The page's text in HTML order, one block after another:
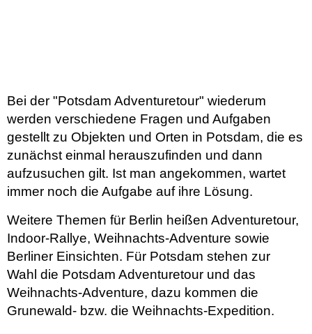
Bei der "Potsdam Adventuretour" wiederum
werden verschiedene Fragen und Aufgaben
gestellt zu Objekten und Orten in Potsdam, die es
zunächst einmal herauszufinden und dann
aufzusuchen gilt. Ist man angekommen, wartet
immer noch die Aufgabe auf ihre Lösung.
Weitere Themen für Berlin heißen Adventuretour,
Indoor-Rallye, Weihnachts-Adventure sowie
Berliner Einsichten. Für Potsdam stehen zur
Wahl die Potsdam Adventuretour und das
Weihnachts-Adventure, dazu kommen die
Grunewald- bzw. die Weihnachts-Expedition.